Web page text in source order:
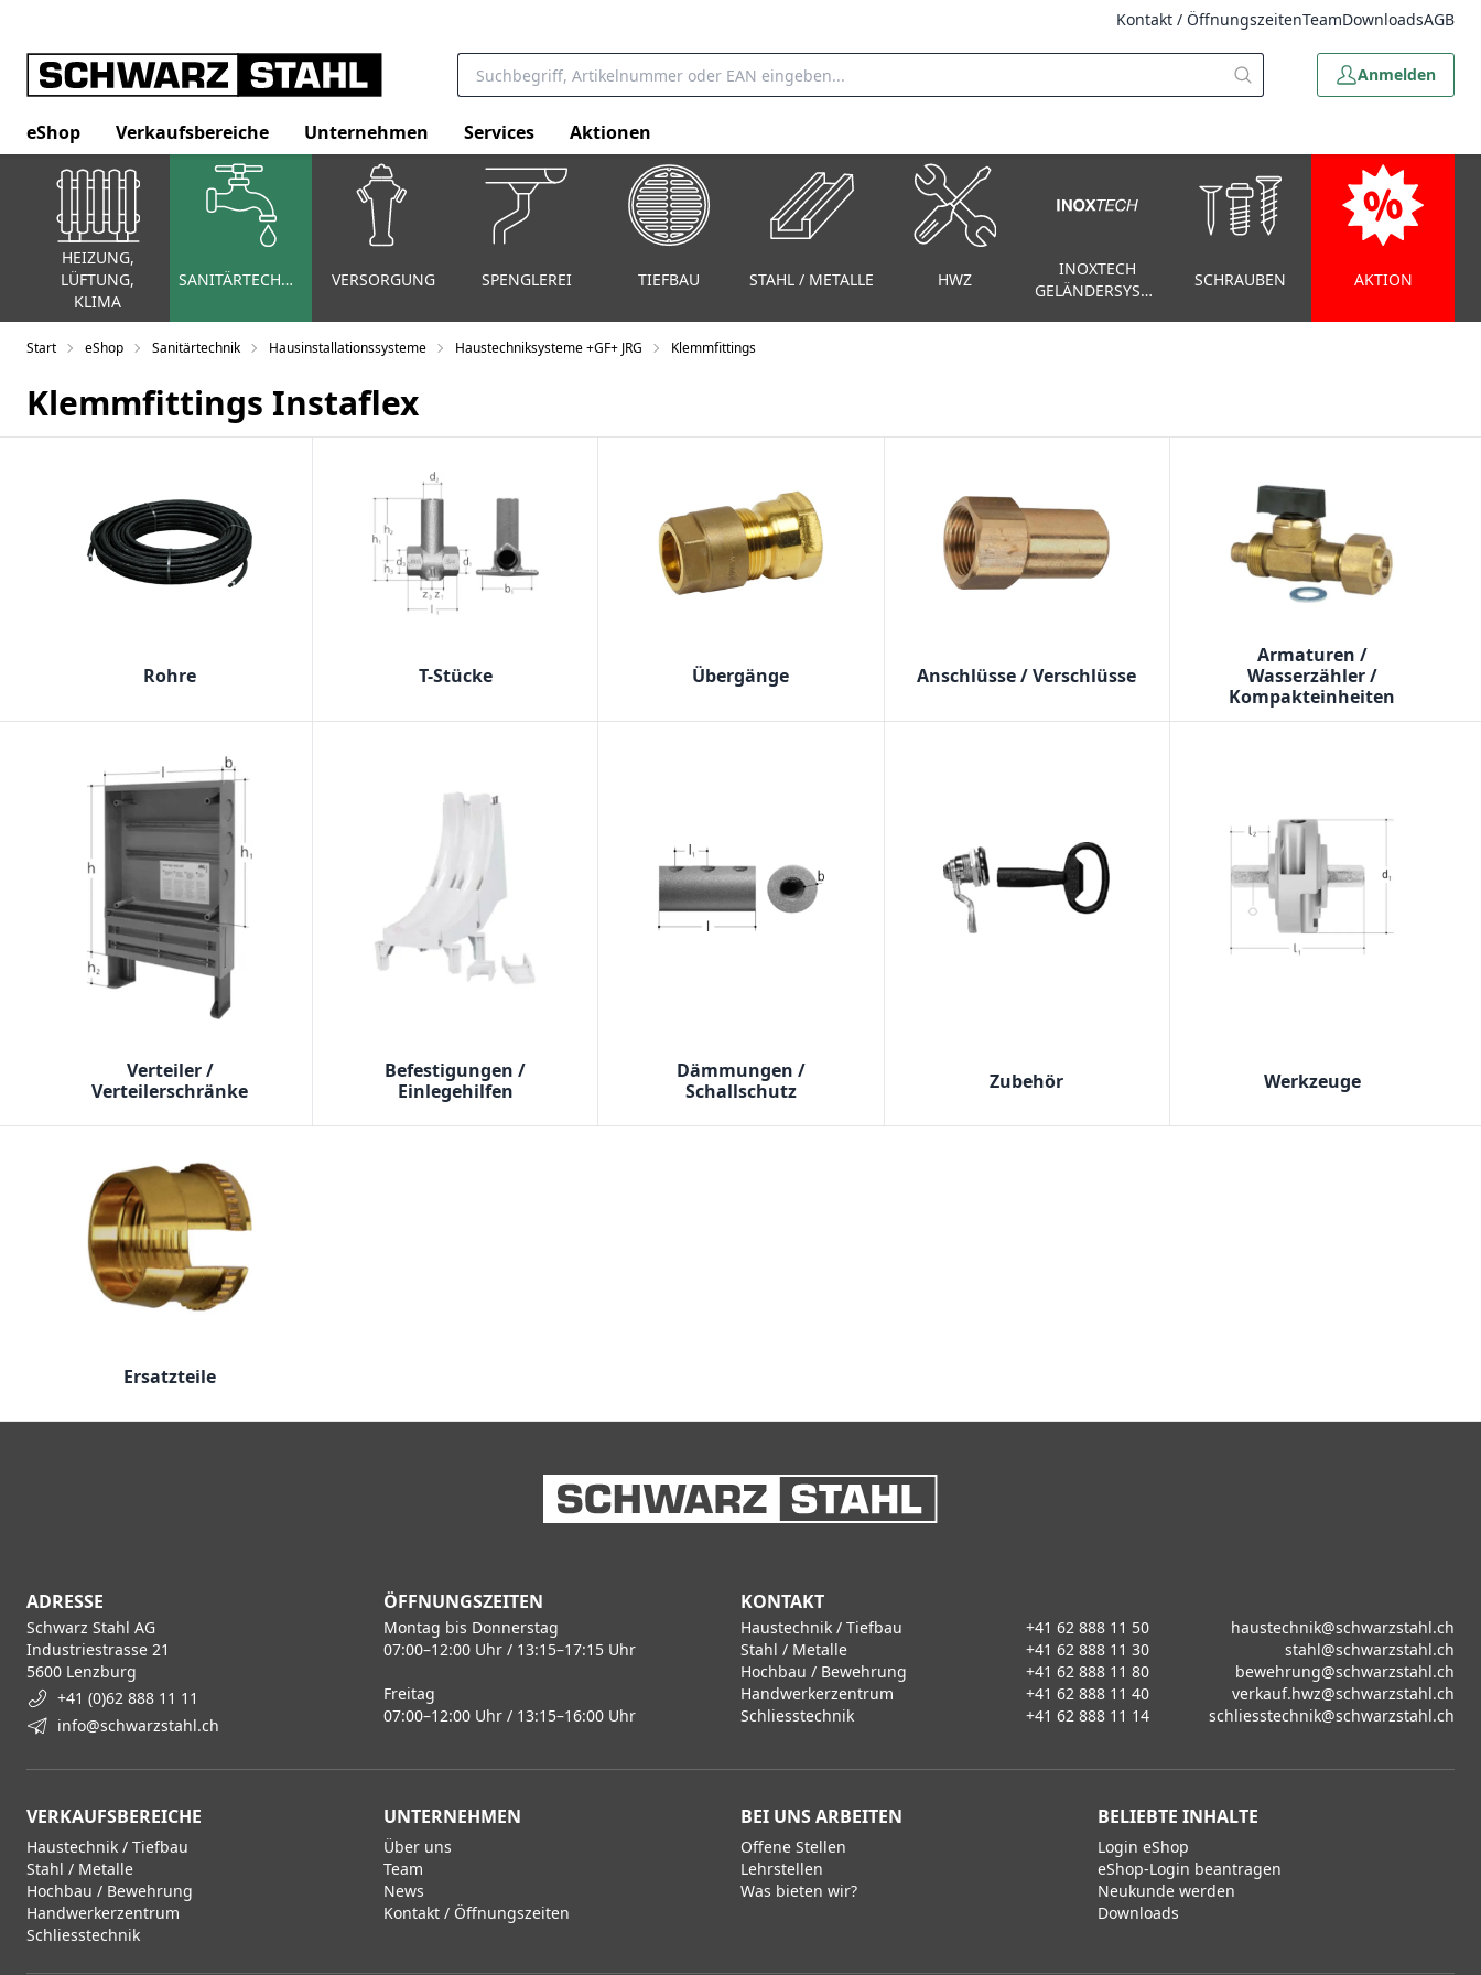
Kontakt / ÖffnungszeitenTeamDownloadsAGB
Anmelden
eShop Verkaufsbereiche Unternehmen Services Aktionen
HEIZUNG,
LÜFTUNG,
KLIMA
SANITÄRTECHNIK VERSORGUNG SPENGLEREI TIEFBAU STAHL / METALLE HWZ
INOXTECH
GELÄNDERSYSTEM
SCHRAUBEN AKTION
Start eShop Sanitärtechnik Hausinstallationssysteme Haustechniksysteme +GF+ JRG Klemmfittings
Klemmfittings Instaflex
Rohre T-Stücke Übergänge Anschlüsse / Verschlüsse
Armaturen /
Wasserzähler /
Kompakteinheiten
Verteiler /
Verteilerschränke
Befestigungen /
Einlegehilfen
Dämmungen /
Schallschutz
Zubehör Werkzeuge
Ersatzteile
ADRESSE
Schwarz Stahl AG
Industriestrasse 21
5600 Lenzburg
+41 (0)62 888 11 11
info@schwarzstahl.ch
ÖFFNUNGSZEITEN
Montag bis Donnerstag
07:00–12:00 Uhr / 13:15–17:15 Uhr
Freitag
07:00–12:00 Uhr / 13:15–16:00 Uhr
KONTAKT
Haustechnik / Tiefbau +41 62 888 11 50
haustechnik@schwarzstahl.ch
Stahl / Metalle
+41 62 888 11 30
stahl@schwarzstahl.ch
Hochbau / Bewehrung
+41 62 888 11 80
bewehrung@schwarzstahl.ch
Handwerkerzentrum
+41 62 888 11 40
verkauf.hwz@schwarzstahl.ch
Schliesstechnik
+41 62 888 11 14 schliesstechnik@schwarzstahl.ch
VERKAUFSBEREICHE
Haustechnik / Tiefbau
Stahl / Metalle
Hochbau / Bewehrung
Handwerkerzentrum
Schliesstechnik
UNTERNEHMEN
Über uns
Team
News
Kontakt / Öffnungszeiten
BEI UNS ARBEITEN
Offene Stellen
Lehrstellen
Was bieten wir?
BELIEBTE INHALTE
Login eShop
eShop-Login beantragen
Neukunde werden
Downloads